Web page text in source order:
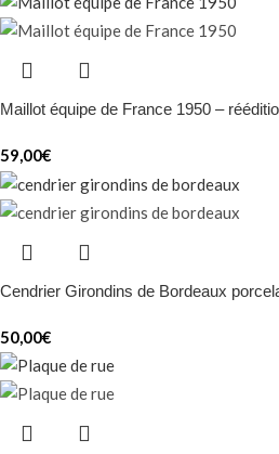
Maillot équipe de France 1950 –
59,00€
Cendrier Girondins de Bordeaux
50,00€